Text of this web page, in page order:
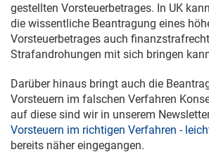
gestellten Vorsteuerbetrages. In UK
die wissentliche Beantragung eines
Vorsteuerbetrages auch
Strafandrohungen mit sich bringen
Darüber hinaus bringt auch die
Vorsteuern im falschen Verfahren
auf diese sind wir in unserem
Vorsteuern im richtigen Verfahren -
bereits näher eingegangen.